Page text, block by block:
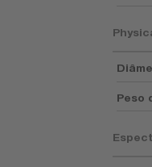
Peso